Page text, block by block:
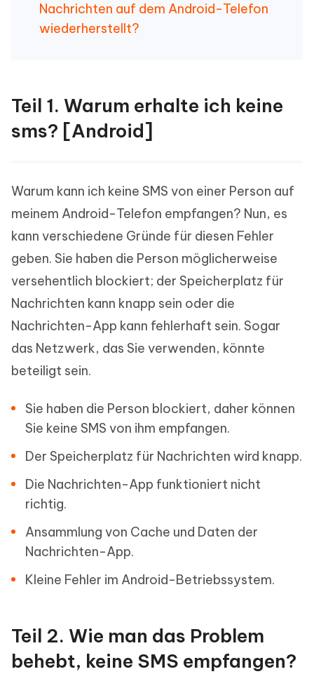
Nachrichten auf dem Android-Telefon
wiederherstellt?
Teil 1. Warum erhalte ich keine
sms? [Android]
Warum kann ich keine SMS von einer Person auf
meinem Android-Telefon empfangen? Nun, es
kann verschiedene Gründe für diesen Fehler
geben. Sie haben die Person möglicherweise
versehentlich blockiert; der Speicherplatz für
Nachrichten kann knapp sein oder die
Nachrichten-App kann fehlerhaft sein. Sogar
das Netzwerk, das Sie verwenden, könnte
beteiligt sein.
Sie haben die Person blockiert, daher können
Sie keine SMS von ihm empfangen.
Der Speicherplatz für Nachrichten wird knapp.
Die Nachrichten-App funktioniert nicht
richtig.
Ansammlung von Cache und Daten der
Nachrichten-App.
Kleine Fehler im Android-Betriebssystem.
Teil 2. Wie man das Problem
behebt, keine SMS empfangen?